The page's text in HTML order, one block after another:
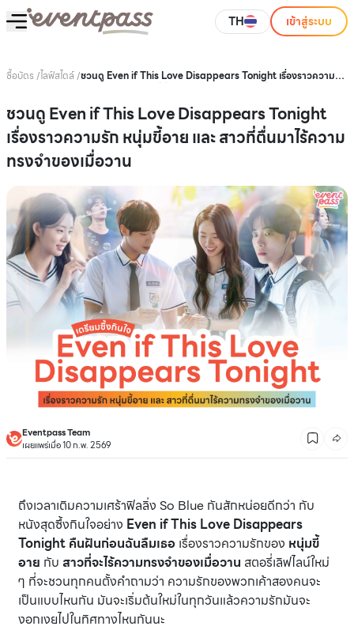
TH เข้าสู่ระบบ
ซื้อบัตร /ไลฟ์สไตล์/ชวนดู Even if This Love Disappears Tonight เรื่องราวความรัก
ชวนดู Even if This Love Disappears Tonight
เรื่องราวความรัก หนุ่มขี้อาย และ สาวที่ตื่นมาไร้ความ
ทรงจำของเมื่อวาน
Eventpass Team
เผยแพร่เมื่อ 10 ก.พ. 2569
ถึงเวลาเติมความเศร้าฟิลลิ่ง So Blue กันสักหน่อยดีกว่า กับ
หนังสุดซึ้งกินใจอย่าง Even if This Love Disappears
Tonight คืนฝันก่อนฉันลืมเธอ เรื่องราวความรักของ หนุ่มขี้
อาย กับ สาวที่จะไร้ความทรงจำของเมื่อวาน สตอรี่เลิฟไลน์ใหม่
ๆ ที่จะชวนทุกคนตั้งคำถามว่า ความรักของพวกเค้าสองคนจะ
เป็นแบบไหนกัน มันจะเริ่มต้นใหม่ในทุกวันแล้วความรักมันจะ
งอกเงยไปในทิศทางไหนกันนะ